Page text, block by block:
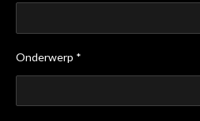
Onderwerp *